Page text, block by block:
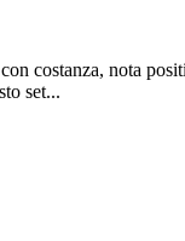
costanza, nota
set...